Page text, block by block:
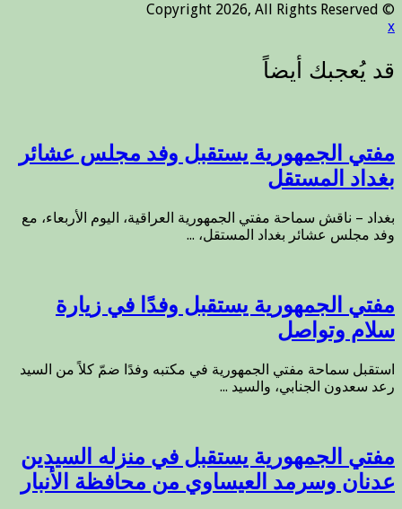
© Copyright 2026, All Rights Reserved
x
مفتي الجمهورية يستقبل وفد مجلس عشائر
بغداد المستقل
بغداد – ناقش سماحة مفتي الجمهورية العراقية، اليوم الأربعاء، مع
وفد مجلس عشائر بغداد المستقل، ...
مفتي الجمهورية يستقبل وفدًا في زيارة
سلام وتواصل
استقبل سماحة مفتي الجمهورية في مكتبه وفدًا ضمّ كلاً من السيد
رعد سعدون الجنابي، والسيد ...
مفتي الجمهورية يستقبل في منزله السيدين
عدنان وسرمد العيساوي من محافظة الأنبار